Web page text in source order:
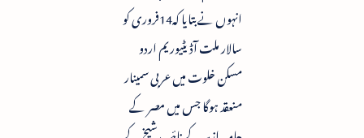
انہوں نے بتایا کہ14فروری کو
سالار ملت آڈیٹیوریم اردو
مسکن خلوت میں عربی سمینار
منعقد ہوگا جس میں مصر کے